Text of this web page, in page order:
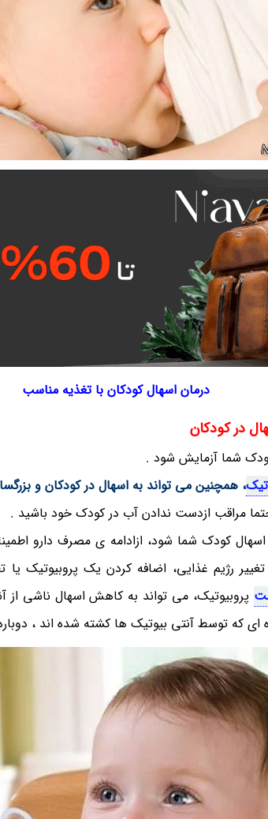
درمان اسهال کودکان با تغذیه مناسب
در کودکان
شما آزمایش شود .
، همچنین می تواند به اسهال در کودکان و
مراقب ازدست ندادن آب در کودک خود باشید .
اسهال کودک شما شود، ازادامه ی مصرف دارو
رژیم غذایی، اضافه کردن یک پروبیوتیک یا
پروبیوتیک، می تواند به کاهش اسهال ناشی
ای که توسط آنتی بیوتیک ها کشته شده اند ،